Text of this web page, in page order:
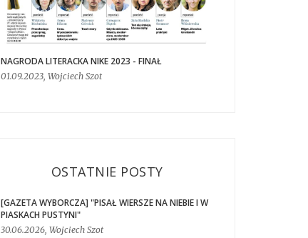
NAGRODA LITERACKA NIKE 2023 - FINAŁ
01.09.2023, Wojciech Szot
OSTATNIE POSTY
[GAZETA WYBORCZA] "PISAŁ WIERSZE NA NIEBIE I W
PIASKACH PUSTYNI"
30.06.2026, Wojciech Szot